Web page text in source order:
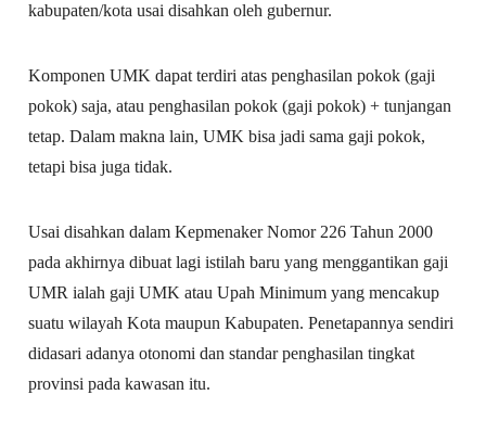
kabupaten/kota usai disahkan oleh gubernur.
Komponen UMK dapat terdiri atas penghasilan pokok (gaji
pokok) saja, atau penghasilan pokok (gaji pokok) + tunjangan
tetap. Dalam makna lain, UMK bisa jadi sama gaji pokok,
tetapi bisa juga tidak.
Usai disahkan dalam Kepmenaker Nomor 226 Tahun 2000
pada akhirnya dibuat lagi istilah baru yang menggantikan gaji
UMR ialah gaji UMK atau Upah Minimum yang mencakup
suatu wilayah Kota maupun Kabupaten. Penetapannya sendiri
didasari adanya otonomi dan standar penghasilan tingkat
provinsi pada kawasan itu.